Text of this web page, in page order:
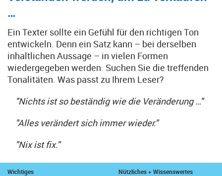
…
Ein Texter sollte ein Gefühl für den richtigen Ton
entwickeln. Denn ein Satz kann – bei derselben
inhaltlichen Aussage – in vielen Formen
wiedergegeben werden. Suchen Sie die treffenden
Tonalitäten. Was passt zu Ihrem Leser?
"Nichts ist so beständig wie die Veränderung …"
"Alles verändert sich immer wieder."
"Nix ist fix."
Wichtiges
Nützliches + Wissenswertes